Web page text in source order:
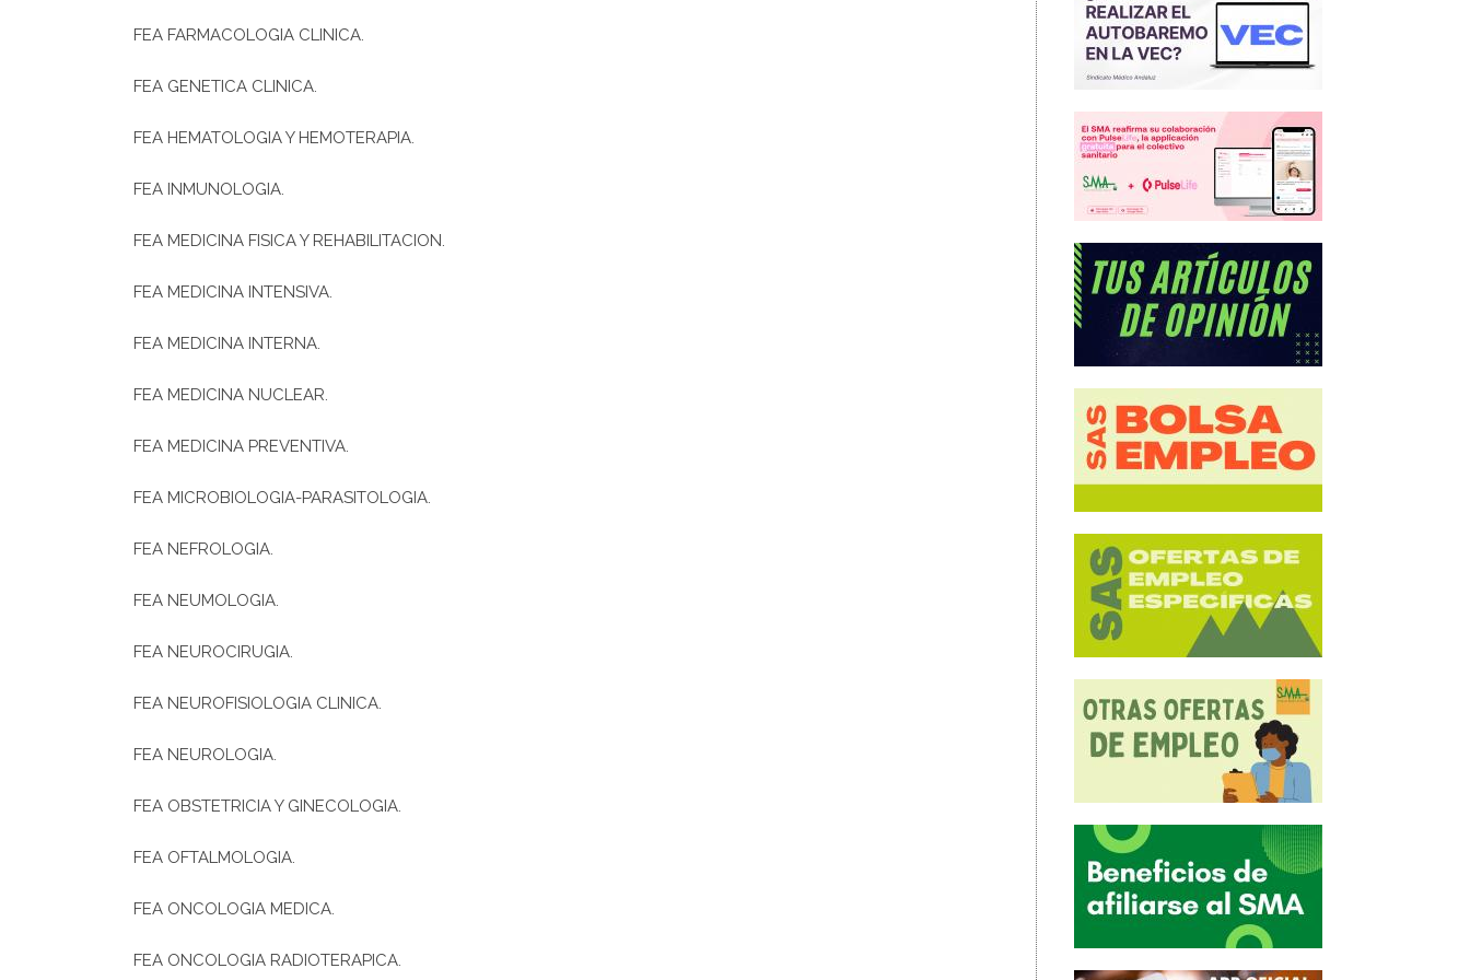
FEA FARMACOLOGIA CLINICA.
FEA GENETICA CLINICA.
FEA HEMATOLOGIA Y HEMOTERAPIA.
FEA INMUNOLOGIA.
FEA MEDICINA FISICA Y REHABILITACION.
FEA MEDICINA INTENSIVA.
FEA MEDICINA INTERNA.
FEA MEDICINA NUCLEAR.
FEA MEDICINA PREVENTIVA.
FEA MICROBIOLOGIA-PARASITOLOGIA.
FEA NEFROLOGIA.
FEA NEUMOLOGIA.
FEA NEUROCIRUGIA.
FEA NEUROFISIOLOGIA CLINICA.
FEA NEUROLOGIA.
FEA OBSTETRICIA Y GINECOLOGIA.
FEA OFTALMOLOGIA.
FEA ONCOLOGIA MEDICA.
FEA ONCOLOGIA RADIOTERAPICA.